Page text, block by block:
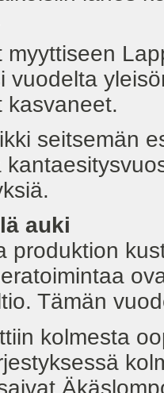
myyttiseen
vuodelta
kasvaneet.
seitsemän
auki
produktion
Tämän
kolmesta